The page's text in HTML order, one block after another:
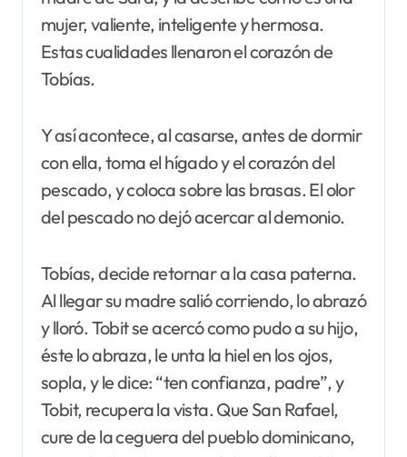
mujer, valiente, inteligente y hermosa.
Estas cualidades llenaron el corazón de
Tobías.
Y así acontece, al casarse, antes de dormir
con ella, toma el hígado y el corazón del
pescado, y coloca sobre las brasas. El olor
del pescado no dejó acercar al demonio.
Tobías, decide retornar a la casa paterna.
Al llegar su madre salió corriendo, lo abrazó
y lloró. Tobit se acercó como pudo a su hijo,
éste lo abraza, le unta la hiel en los ojos,
sopla, y le dice: “ten confianza, padre”, y
Tobit, recupera la vista. Que San Rafael,
cure de la ceguera del pueblo dominicano,